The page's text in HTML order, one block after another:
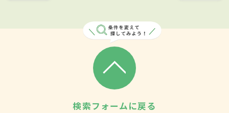
検索フォームに戻る